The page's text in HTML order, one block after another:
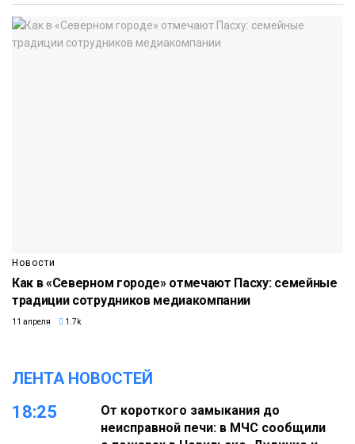
Новости
Как в «Северном городе» отмечают Пасху: семейные
традиции сотрудников медиакомпании
11 апреля 1.7k
ЛЕНТА НОВОСТЕЙ
18:25
От короткого замыкания до
неисправной печи: в МЧС сообщили